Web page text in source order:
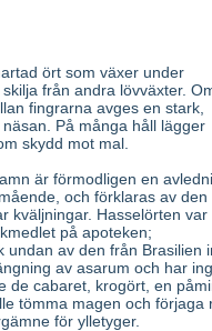
ört som växer under
från andra lövväxter.
fingrarna avges en stark,
På många håll lägger
skydd mot mal.
är förmodligen en
och förklaras av den
kväljningar. Hasselörten var
på apoteken;
av den från Brasilien
av asarum och har
de cabaret, krogört, en
tömma magen och
för ylletyger.